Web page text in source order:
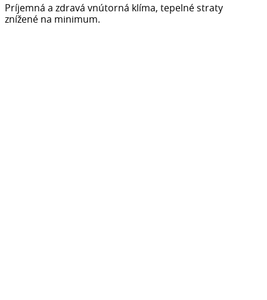
Príjemná a zdravá vnútorná klíma, tepelné straty
znížené na minimum.